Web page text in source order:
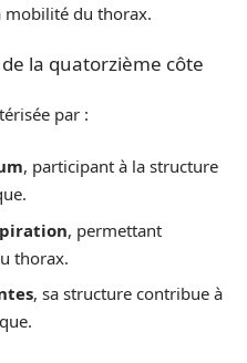
mobilité du thorax.
la quatorzième côte
par :
, participant à la structure
, permettant
thorax.
, sa structure contribue à